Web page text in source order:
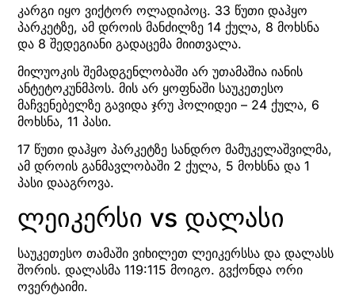
კარგი იყო ვიქტორ ოლადიპოც. 33 წუთი დაჰყო
პარკეტზე, ამ დროის მანძილზე 14 ქულა, 8 მოხსნა
და 8 შედეგიანი გადაცემა მიითვალა.
მილუოკის შემადგენლობაში არ უთამაშია იანის
ანტეტოკუნმპოს. მის არ ყოფნაში საუკეთესო
მაჩვენებელზე გავიდა ჯრუ ჰოლიდეი – 24 ქულა, 6
მოხსნა, 11 პასი.
17 წუთი დაჰყო პარკეტზე სანდრო მამუკელაშვილმა,
ამ დროის განმავლობაში 2 ქულა, 5 მოხსნა და 1
პასი დააგროვა.
ლეიკერსი vs დალასი
საუკეთესო თამაში ვიხილეთ ლეიკერსსა და დალასს
შორის. დალასმა 119:115 მოიგო. გვქონდა ორი
ოვერტაიმი.